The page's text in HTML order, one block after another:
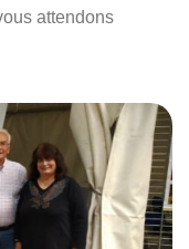
attendons